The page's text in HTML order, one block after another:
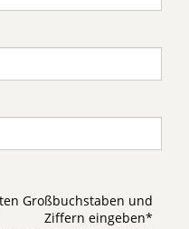
Großbuchstaben und
Ziffern eingeben*